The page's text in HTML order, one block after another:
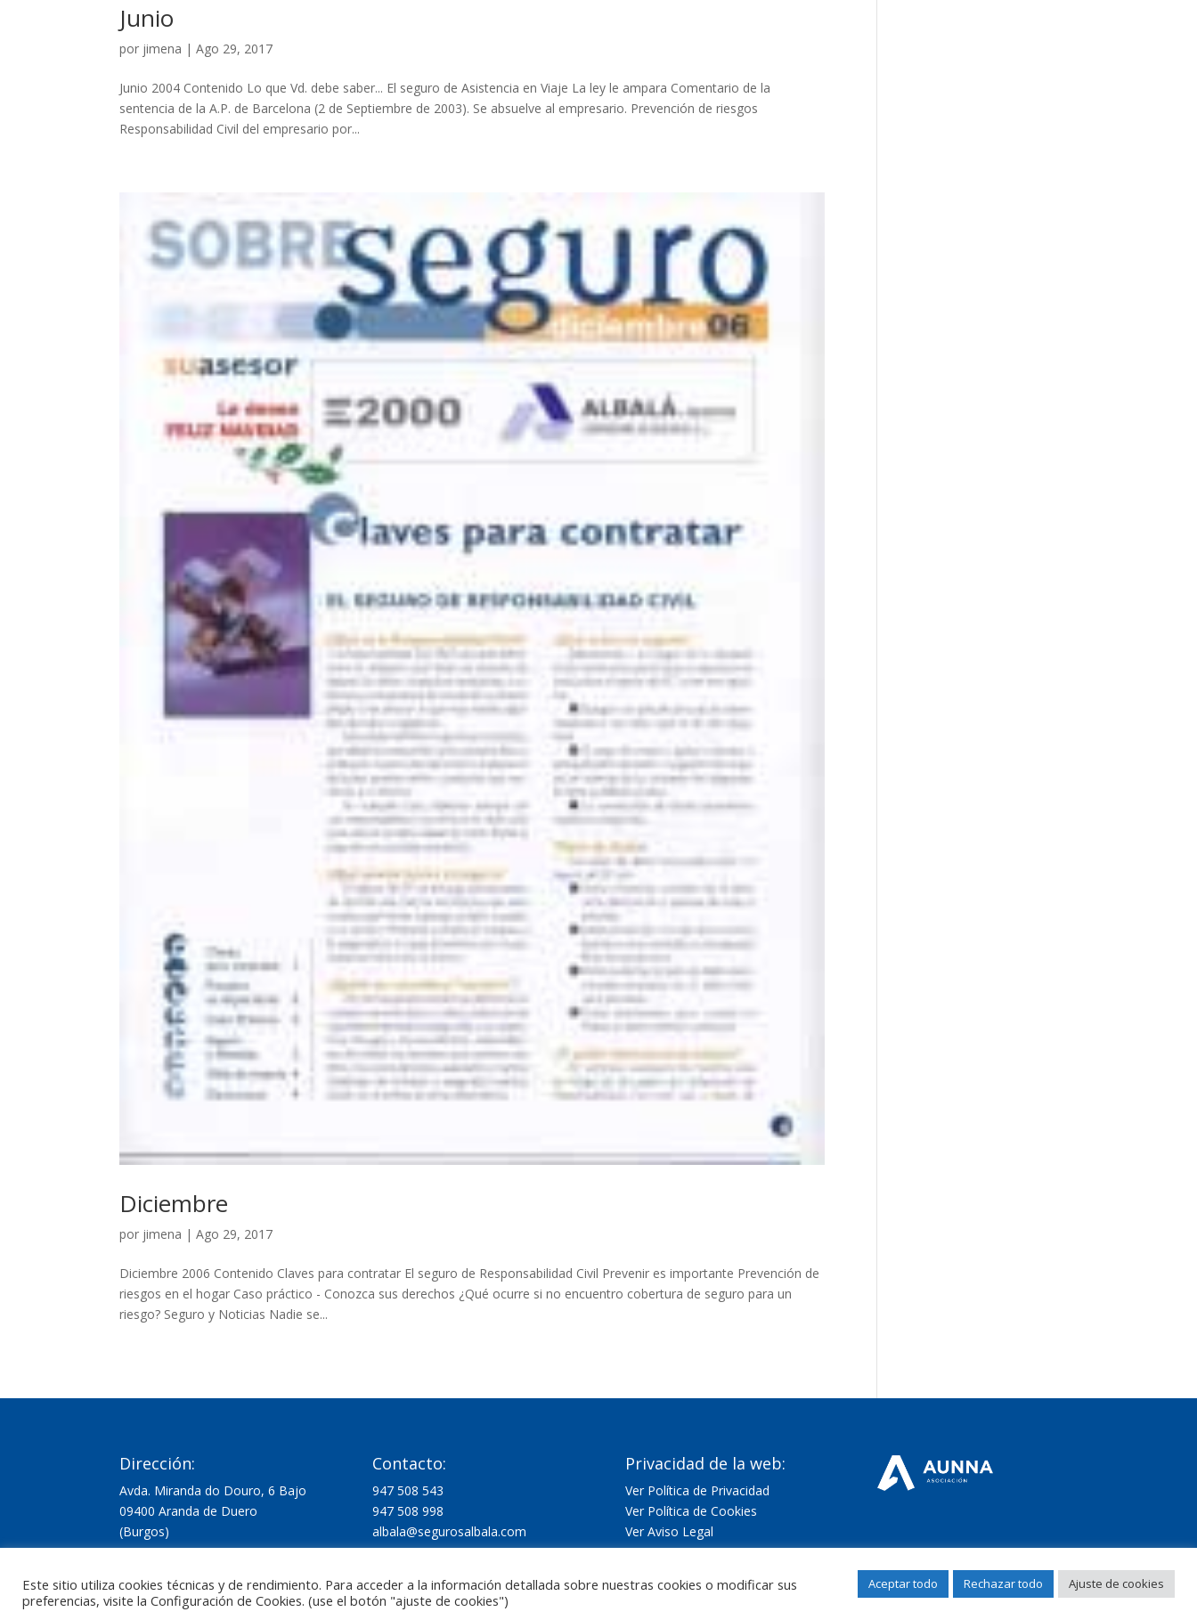
Junio
por jimena |Ago 29, 2017
Junio 2004 Contenido Lo que Vd. debe saber... El seguro de Asistencia en Viaje La ley le ampara Comentario de la
sentencia de la A.P. de Barcelona (2 de Septiembre de 2003). Se absuelve al empresario. Prevención de riesgos
Responsabilidad Civil del empresario por...
Diciembre
por jimena |Ago 29, 2017
Diciembre 2006 Contenido Claves para contratar El seguro de Responsabilidad Civil Prevenir es importante Prevención de
riesgos en el hogar Caso práctico - Conozca sus derechos ¿Qué ocurre si no encuentro cobertura de seguro para un
riesgo? Seguro y Noticias Nadie se...
Dirección:
Avda. Miranda do Douro, 6 Bajo
09400 Aranda de Duero
(Burgos)
Contacto:
947 508 543
947 508 998
albala@segurosalbala.com
Privacidad de la web:
Ver Política de Privacidad
Ver Política de Cookies
Ver Aviso Legal
Este sitio utiliza cookies técnicas y de rendimiento. Para acceder a la información detallada sobre nuestras cookies o modificar sus
preferencias, visite la Configuración de Cookies. (use el botón "ajuste de cookies")
Aceptar todo Rechazar todo Ajuste de cookies